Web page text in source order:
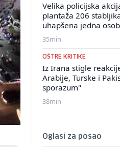
Velika policijska
plantaža 206
uhapšena jedna
35min
OŠTRE KRITIKE
Iz Irana stigle
Arabije, Turske i
sporazum"
38min
Oglasi za posao